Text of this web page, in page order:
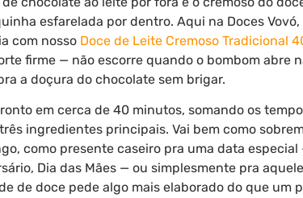
esfarelada por dentro. Aqui na Doces
com nosso Doce de Leite Cremoso Tradicional
firme — não escorre quando o bombom abre
a doçura do chocolate sem brigar.
em cerca de 40 minutos, somando os
ingredientes principais. Vai bem como
como presente caseiro pra uma data especial
Dia das Mães — ou simplesmente pra
de doce pede algo mais elaborado do que um